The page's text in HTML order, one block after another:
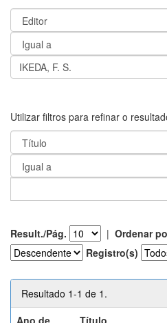
Utilizar filtros para refinar o
Result./Pág. | Ordenar
Registro(s)
Resultado 1-1 de 1.
Ano de
Título